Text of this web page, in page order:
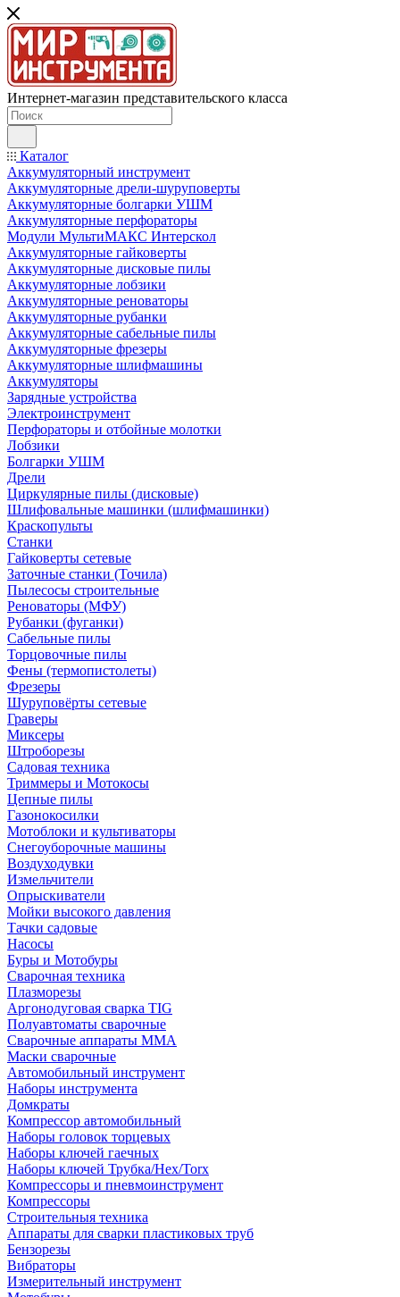
Интернет-магазин представительского класса
Каталог
Аккумуляторный инструмент
Аккумуляторные дрели-шуруповерты
Аккумуляторные болгарки УШМ
Аккумуляторные перфораторы
Модули МультиМАКС Интерскол
Аккумуляторные гайковерты
Аккумуляторные дисковые пилы
Аккумуляторные лобзики
Аккумуляторные реноваторы
Аккумуляторные рубанки
Аккумуляторные сабельные пилы
Аккумуляторные фрезеры
Аккумуляторные шлифмашины
Аккумуляторы
Зарядные устройства
Электроинструмент
Перфораторы и отбойные молотки
Лобзики
Болгарки УШМ
Дрели
Циркулярные пилы (дисковые)
Шлифовальные машинки (шлифмашинки)
Краскопульты
Станки
Гайковерты сетевые
Заточные станки (Точила)
Пылесосы строительные
Реноваторы (МФУ)
Рубанки (фуганки)
Сабельные пилы
Торцовочные пилы
Фены (термопистолеты)
Фрезеры
Шуруповёрты сетевые
Граверы
Миксеры
Штроборезы
Садовая техника
Триммеры и Мотокосы
Цепные пилы
Газонокосилки
Мотоблоки и культиваторы
Снегоуборочные машины
Воздуходувки
Измельчители
Опрыскиватели
Мойки высокого давления
Тачки садовые
Насосы
Буры и Мотобуры
Сварочная техника
Плазморезы
Аргонодуговая сварка TIG
Полуавтоматы сварочные
Сварочные аппараты ММА
Маски сварочные
Автомобильный инструмент
Наборы инструмента
Домкраты
Компрессор автомобильный
Наборы головок торцевых
Наборы ключей гаечных
Наборы ключей Трубка/Hex/Torx
Компрессоры и пневмоинструмент
Компрессоры
Строительныя техника
Аппараты для сварки пластиковых труб
Бензорезы
Вибраторы
Измерительный инструмент